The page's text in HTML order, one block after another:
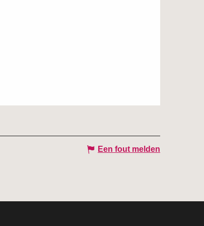
Een fout melden